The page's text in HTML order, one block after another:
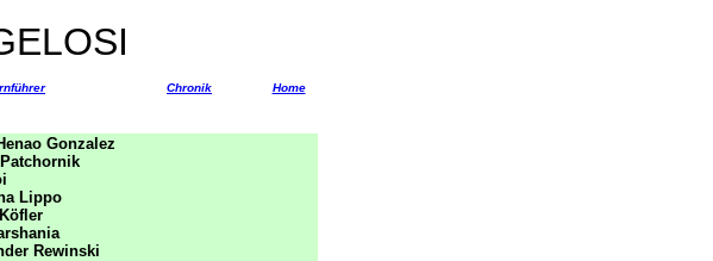
Chronik Home
Gonzalez
Lippo
Rewinski